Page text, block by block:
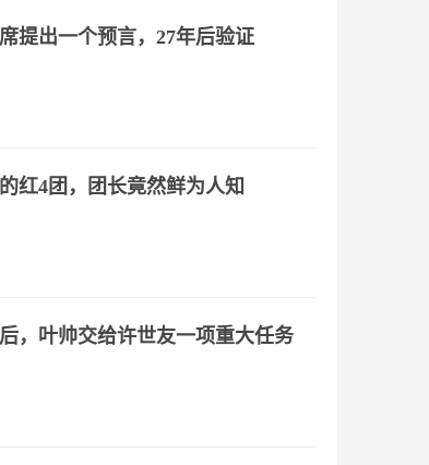
提出一个预言，27年后验证
红4团，团长竟然鲜为人知
，叶帅交给许世友一项重大任务